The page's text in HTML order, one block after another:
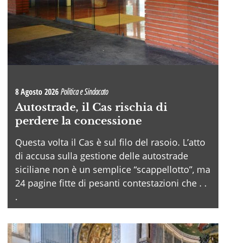
8 Agosto 2026Politica e Sindacato
Autostrade, il Cas rischia di
perdere la concessione
Questa volta il Cas è sul filo del rasoio. L’atto
di accusa sulla gestione delle autostrade
siciliane non è un semplice “scappellotto”, ma
24 pagine fitte di pesanti contestazioni che . .
.